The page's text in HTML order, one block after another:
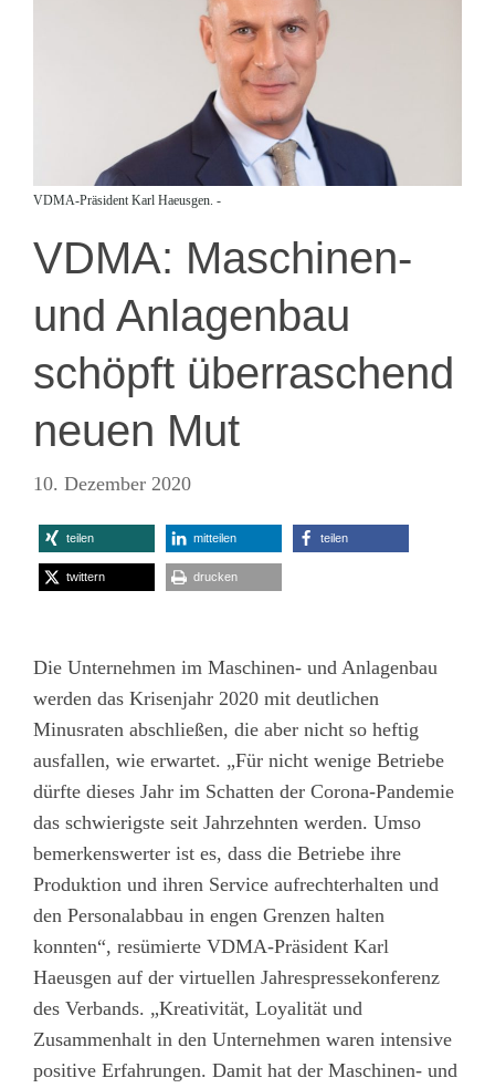
VDMA-Präsident Karl Haeusgen. -
VDMA: Maschinen-
und Anlagenbau
schöpft überraschend
neuen Mut
10. Dezember 2020
teilen mitteilen teilen
twittern drucken
Die Unternehmen im Maschinen- und Anlagenbau
werden das Krisenjahr 2020 mit deutlichen
Minusraten abschließen, die aber nicht so heftig
ausfallen, wie erwartet. „Für nicht wenige Betriebe
dürfte dieses Jahr im Schatten der Corona-Pandemie
das schwierigste seit Jahrzehnten werden. Umso
bemerkenswerter ist es, dass die Betriebe ihre
Produktion und ihren Service aufrechterhalten und
den Personalabbau in engen Grenzen halten
konnten“, resümierte VDMA-Präsident Karl
Haeusgen auf der virtuellen Jahrespressekonferenz
des Verbands. „Kreativität, Loyalität und
Zusammenhalt in den Unternehmen waren intensive
positive Erfahrungen. Damit hat der Maschinen- und